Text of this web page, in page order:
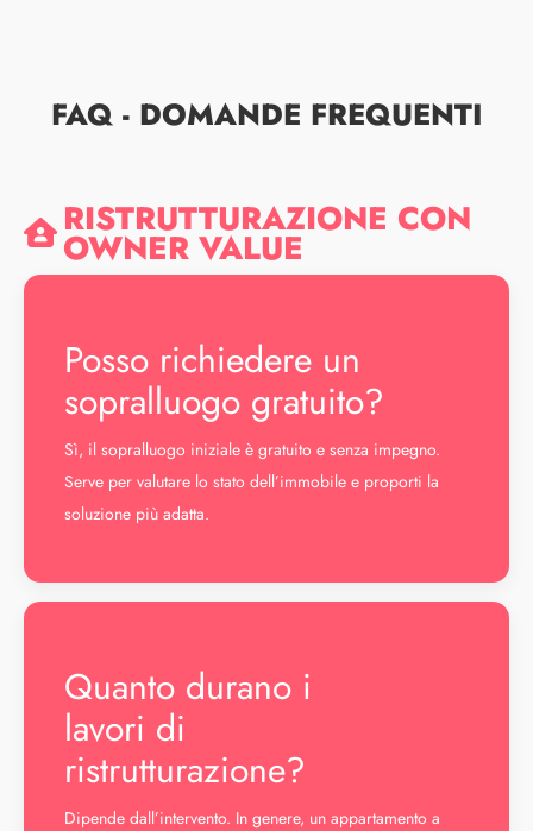
FAQ - DOMANDE FREQUENTI
RISTRUTTURAZIONE CON
OWNER VALUE
Posso richiedere un
sopralluogo gratuito?
Sì, il sopralluogo iniziale è gratuito e senza impegno.
Serve per valutare lo stato dell’immobile e proporti la
soluzione più adatta.
Quanto durano i
lavori di
ristrutturazione?
Dipende dall’intervento. In genere, un appartamento a